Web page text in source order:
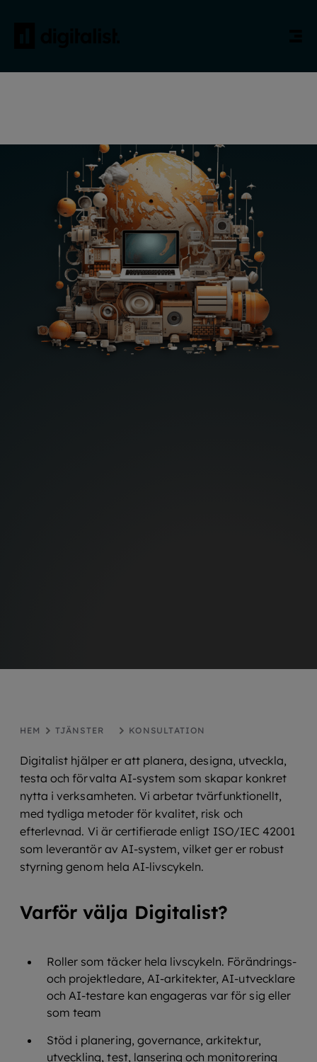
HEM TJÄNSTER KONSULTATION
Digitalist hjälper er att planera, designa, utveckla,
testa och förvalta AI‑system som skapar konkret
nytta i verksamheten. Vi arbetar tvärfunktionellt,
med tydliga metoder för kvalitet, risk och
efterlevnad. Vi är certifierade enligt ISO/IEC 42001
som leverantör av AI‑system, vilket ger er robust
styrning genom hela AI‑livscykeln.
Varför välja Digitalist?
Roller som täcker hela livscykeln. Förändrings-
och projektledare, AI‑arkitekter, AI‑utvecklare
och AI‑testare kan engageras var för sig eller
som team
Stöd i planering, governance, arkitektur,
utveckling, test, lansering och monitorering